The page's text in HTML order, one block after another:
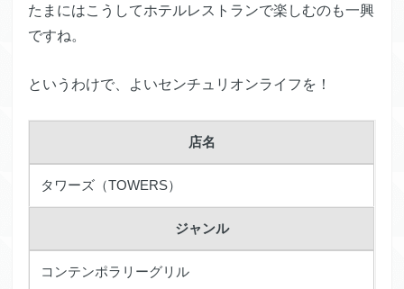
たまにはこうしてホテルレストランで楽しむのも一興
ですね。
というわけで、よいセンチュリオンライフを！
店名
タワーズ（TOWERS）
ジャンル
コンテンポラリーグリル